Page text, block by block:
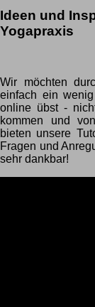
Ideen und
Yogapraxis
Wir möchten
einfach ein
online übst -
kommen und
bieten unsere
Fragen und
sehr dankbar!